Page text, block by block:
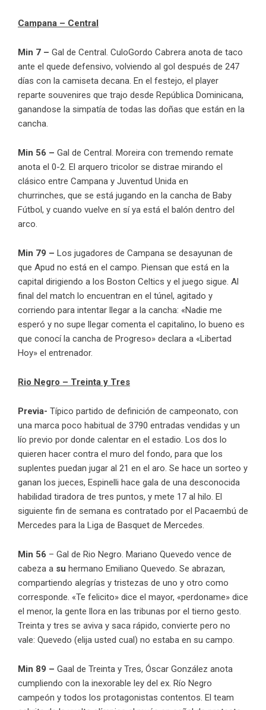
Campana – Central
Min 7 – Gal de Central. CuloGordo Cabrera anota de taco
ante el quede defensivo, volviendo al gol después de 247
días con la camiseta decana. En el festejo, el player
reparte souvenires que trajo desde República Dominicana,
ganandose la simpatía de todas las doñas que están en la
cancha.
Min 56 – Gal de Central. Moreira con tremendo remate
anota el 0-2. El arquero tricolor se distrae mirando el
clásico entre Campana y Juventud Unida en
churrinches, que se está jugando en la cancha de Baby
Fútbol, y cuando vuelve en sí ya está el balón dentro del
arco.
Min 79 – Los jugadores de Campana se desayunan de
que Apud no está en el campo. Piensan que está en la
capital dirigiendo a los Boston Celtics y el juego sigue. Al
final del match lo encuentran en el túnel, agitado y
corriendo para intentar llegar a la cancha: «Nadie me
esperó y no supe llegar comenta el capitalino, lo bueno es
que conocí la cancha de Progreso» declara a «Libertad
Hoy» el entrenador.
Rio Negro – Treinta y Tres
Previa- Típico partido de definición de campeonato, con
una marca poco habitual de 3790 entradas vendidas y un
lío previo por donde calentar en el estadio. Los dos lo
quieren hacer contra el muro del fondo, para que los
suplentes puedan jugar al 21 en el aro. Se hace un sorteo y
ganan los jueces, Espinelli hace gala de una desconocida
habilidad tiradora de tres puntos, y mete 17 al hilo. El
siguiente fin de semana es contratado por el Pacaembú de
Mercedes para la Liga de Basquet de Mercedes.
Min 56 – Gal de Rio Negro. Mariano Quevedo vence de
cabeza a su hermano Emiliano Quevedo. Se abrazan,
compartiendo alegrías y tristezas de uno y otro como
corresponde. «Te felicito» dice el mayor, «perdoname» dice
el menor, la gente llora en las tribunas por el tierno gesto.
Treinta y tres se aviva y saca rápido, convierte pero no
vale: Quevedo (elija usted cual) no estaba en su campo.
Min 89 – Gaal de Treinta y Tres, Óscar González anota
cumpliendo con la inexorable ley del ex. Río Negro
campeón y todos los protagonistas contentos. El team